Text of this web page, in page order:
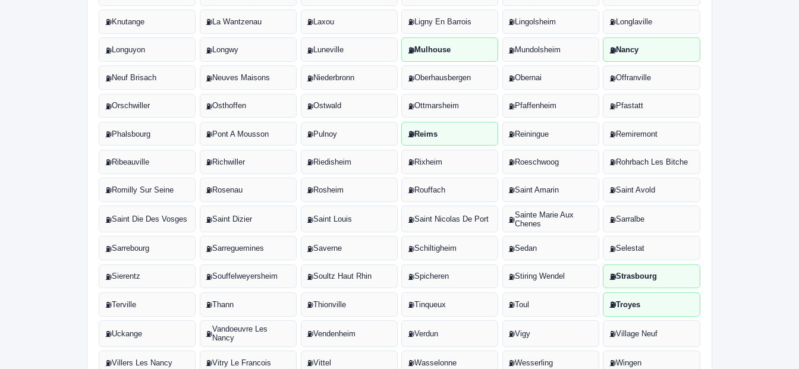
⛽Knutange ⛽ La Wantzenau ⛽ Laxou ⛽Ligny En Barrois ⛽ Lingolsheim ⛽ Longlaville
⛽Longuyon ⛽Longwy ⛽Luneville ⛽Mulhouse ⛽Mundolsheim ⛽Nancy
⛽Neuf Brisach ⛽Neuves Maisons ⛽Niederbronn ⛽Oberhausbergen ⛽Obernai ⛽Offranville
⛽Orschwiller ⛽Osthoffen ⛽Ostwald ⛽Ottmarsheim ⛽Pfaffenheim ⛽Pfastatt
⛽Phalsbourg ⛽Pont A Mousson ⛽Pulnoy ⛽Reims ⛽Reiningue ⛽Remiremont
⛽Ribeauville ⛽Richwiller ⛽Riedisheim ⛽Rixheim ⛽Roeschwoog ⛽Rohrbach Les Bitche
⛽Romilly Sur Seine ⛽Rosenau ⛽Rosheim ⛽Rouffach ⛽Saint Amarin ⛽Saint Avold
⛽Saint Die Des Vosges ⛽Saint Dizier ⛽Saint Louis ⛽Saint Nicolas De Port ⛽
Sainte Marie Aux
Chenes
⛽Sarralbe
⛽Sarrebourg ⛽Sarreguemines ⛽Saverne ⛽Schiltigheim ⛽Sedan ⛽Selestat
⛽Sierentz ⛽Souffelweyersheim ⛽Soultz Haut Rhin ⛽Spicheren ⛽Stiring Wendel ⛽Strasbourg
⛽Terville ⛽Thann ⛽Thionville ⛽Tinqueux ⛽Toul ⛽Troyes
⛽Uckange ⛽
Vandoeuvre Les
Nancy
⛽Vendenheim ⛽Verdun ⛽Vigy ⛽Village Neuf
⛽Villers Les Nancy ⛽Vitry Le Francois ⛽Vittel ⛽Wasselonne ⛽Wesserling ⛽Wingen